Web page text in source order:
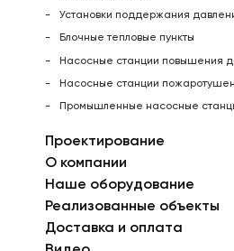
Установки поддержания
Блочные тепловые пункты
Насосные станции повышения
Насосные станции
Промышленные насосные
Проектирование
О компании
Наше оборудование
Реализованные объекты
Доставка и оплата